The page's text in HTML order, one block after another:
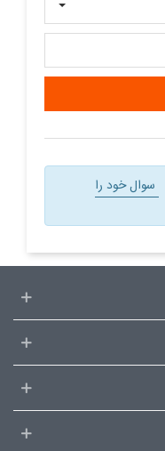
سوال خود را